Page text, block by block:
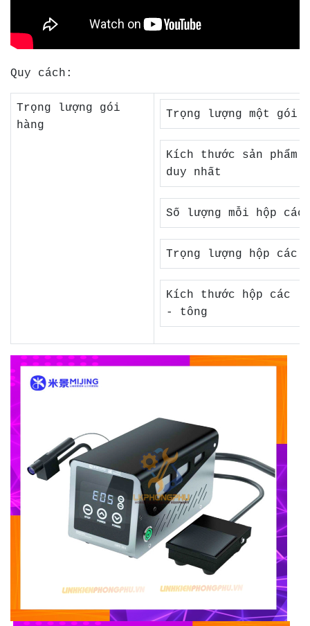
Quy cách:
Trọng lượng gói
hàng
Trọng lượng một gói
Kích thước sản phẩm
duy nhất
Số lượng mỗi hộp
Trọng lượng hộp các
Kích thước hộp các
- tông